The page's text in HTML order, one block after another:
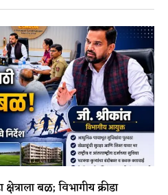
बळ; विभागीय क्रीडा